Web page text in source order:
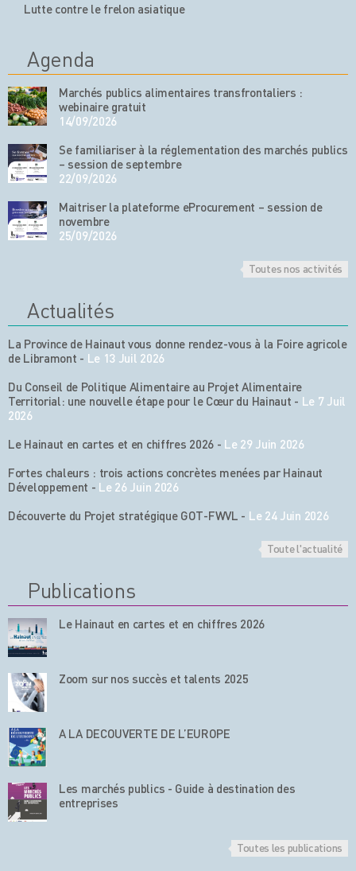
Lutte contre le frelon asiatique
Agenda
Marchés publics alimentaires transfrontaliers :
webinaire gratuit
14/09/2026
Se familiariser à la réglementation des marchés publics
– session de septembre
22/09/2026
Maitriser la plateforme eProcurement – session de
novembre
25/09/2026
Toutes nos activités
Actualités
La Province de Hainaut vous donne rendez-vous à la Foire agricole
de Libramont - Le 13 Juil 2026
Du Conseil de Politique Alimentaire au Projet Alimentaire
Territorial: une nouvelle étape pour le Cœur du Hainaut - Le 7 Juil
2026
Le Hainaut en cartes et en chiffres 2026 - Le 29 Juin 2026
Fortes chaleurs : trois actions concrètes menées par Hainaut
Développement - Le 26 Juin 2026
Découverte du Projet stratégique GOT-FWVL - Le 24 Juin 2026
Toute l'actualité
Publications
Le Hainaut en cartes et en chiffres 2026
Zoom sur nos succès et talents 2025
A LA DECOUVERTE DE L’EUROPE
Les marchés publics - Guide à destination des
entreprises
Toutes les publications